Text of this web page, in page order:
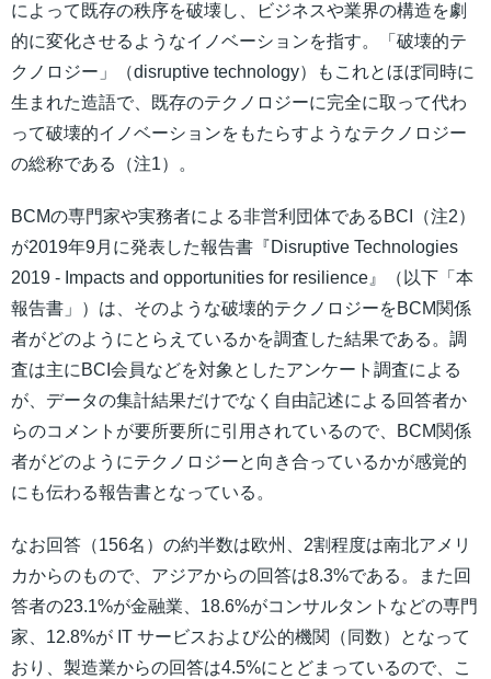
によって既存の秩序を破壊し、ビジネスや業界の構造を劇
的に変化させるようなイノベーションを指す。「破壊的テ
クノロジー」（disruptive technology）もこれとほぼ同時に
生まれた造語で、既存のテクノロジーに完全に取って代わ
って破壊的イノベーションをもたらすようなテクノロジー
の総称である（注1）。
BCMの専門家や実務者による非営利団体であるBCI（注2）
が2019年9月に発表した報告書『Disruptive Technologies
2019 - Impacts and opportunities for resilience』（以下「本
報告書」）は、そのような破壊的テクノロジーをBCM関係
者がどのようにとらえているかを調査した結果である。調
査は主にBCI会員などを対象としたアンケート調査による
が、データの集計結果だけでなく自由記述による回答者か
らのコメントが要所要所に引用されているので、BCM関係
者がどのようにテクノロジーと向き合っているかが感覚的
にも伝わる報告書となっている。
なお回答（156名）の約半数は欧州、2割程度は南北アメリ
カからのもので、アジアからの回答は8.3%である。また回
答者の23.1%が金融業、18.6%がコンサルタントなどの専門
家、12.8%が IT サービスおよび公的機関（同数）となって
おり、製造業からの回答は4.5%にとどまっているので、こ